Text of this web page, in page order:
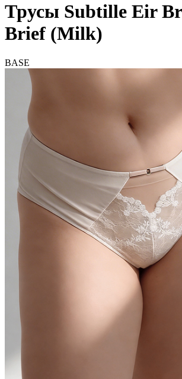
Трусы Subtille Eir
Brief (Milk)
BASE